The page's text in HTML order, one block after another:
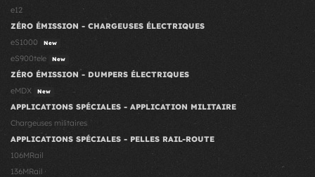
e12
ZÉRO ÉMISSION - CHARGEUSES ÉLECTRIQUES
eS1000
New
eS900tele New
ZÉRO ÉMISSION - DUMPERS ÉLECTRIQUES
eMDX
New
APPLICATIONS SPÉCIALES - APPLICATION MILITAIRE
Chargeuses militaires
APPLICATIONS SPÉCIALES - PELLES RAIL-ROUTE
106MRail
136MRail